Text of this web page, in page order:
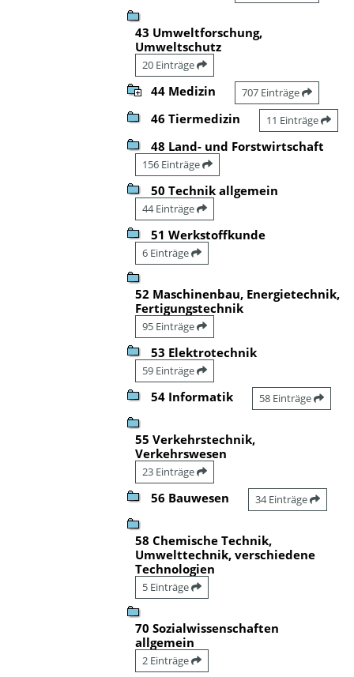
43 Umweltforschung,
Umweltschutz
20 Einträge
44 Medizin 707 Einträge
46 Tiermedizin 11 Einträge
48 Land- und Forstwirtschaft
156 Einträge
50 Technik allgemein
44 Einträge
51 Werkstoffkunde
6 Einträge
52 Maschinenbau, Energietechnik,
Fertigungstechnik
95 Einträge
53 Elektrotechnik
59 Einträge
54 Informatik 58 Einträge
55 Verkehrstechnik,
Verkehrswesen
23 Einträge
56 Bauwesen 34 Einträge
58 Chemische Technik,
Umwelttechnik, verschiedene
Technologien
5 Einträge
70 Sozialwissenschaften
allgemein
2 Einträge